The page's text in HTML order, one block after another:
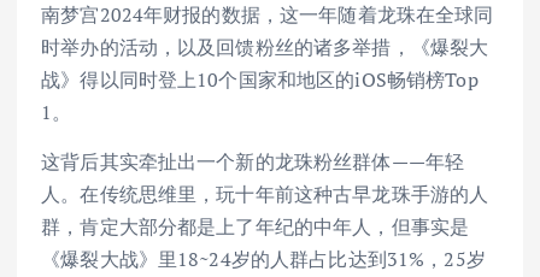
南梦宫2024年财报的数据，这一年随着龙珠在全球同
时举办的活动，以及回馈粉丝的诸多举措，《爆裂大
战》得以同时登上10个国家和地区的iOS畅销榜Top
1。
这背后其实牵扯出一个新的龙珠粉丝群体——年轻
人。在传统思维里，玩十年前这种古早龙珠手游的人
群，肯定大部分都是上了年纪的中年人，但事实是
《爆裂大战》里18~24岁的人群占比达到31%，25岁